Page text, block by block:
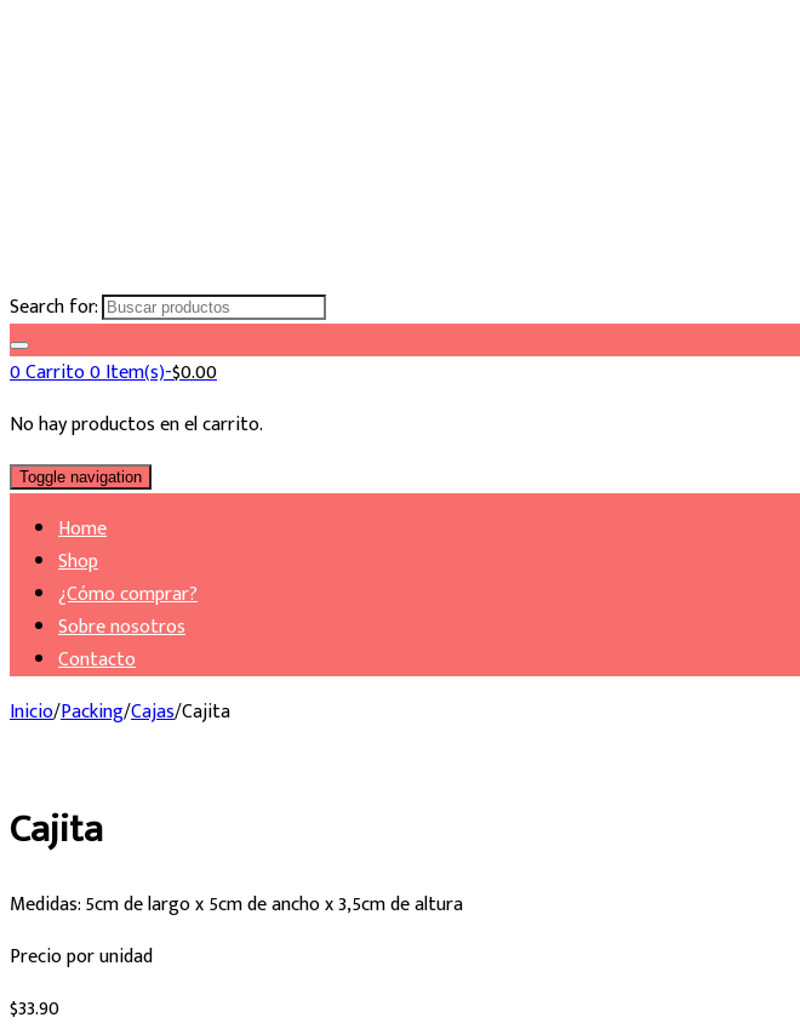
Search for:
0Carrito0 Item(s)-$0.00
No hay productos en el carrito.
Toggle navigation
Home
Shop
¿Cómo comprar?
Sobre nosotros
Contacto
Inicio/Packing/Cajas/Cajita
Cajita
Medidas: 5cm de largo x 5cm de ancho x 3,5cm de altura
Precio por unidad
$33.90